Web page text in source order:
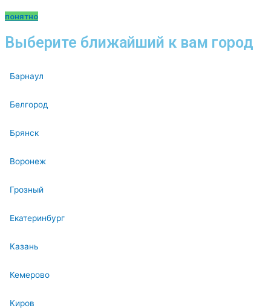
понятно
Выберите ближайший к вам город
Барнаул
Белгород
Брянск
Воронеж
Грозный
Екатеринбург
Казань
Кемерово
Киров